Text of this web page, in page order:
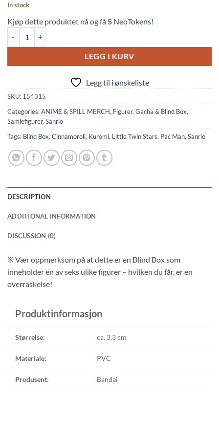
In stock
Kjøp dette produktet nå og få 5 NeoTokens!
LEGG I KURV
Legg til i ønskeliste
SKU: 154315
Categories:ANIME & SPILL MERCH, Figurer, Gacha & Blind Box,
Samlefigurer, Sanrio
Tags: Blind Box, Cinnamoroll, Kuromi, Little Twin Stars, Pac Man, Sanrio
DESCRIPTION
ADDITIONAL INFORMATION
DISCUSSION (0)
※ Vær oppmerksom på at dette er en Blind Box som
inneholder én av seks ulike figurer – hvilken du får, er en
overraskelse!
Produktinformasjon
Størrelse: ca. 3,3 cm
Materiale: PVC
Produsent: Bandai